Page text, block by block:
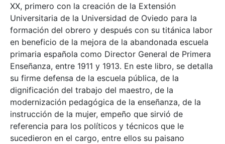
XX, primero con la creación de la Extensión
Universitaria de la Universidad de Oviedo para la
formación del obrero y después con su titánica labor
en beneficio de la mejora de la abandonada escuela
primaria española como Director General de Primera
Enseñanza, entre 1911 y 1913. En este libro, se detalla
su firme defensa de la escuela pública, de la
dignificación del trabajo del maestro, de la
modernización pedagógica de la enseñanza, de la
instrucción de la mujer, empeño que sirvió de
referencia para los políticos y técnicos que le
sucedieron en el cargo, entre ellos su paisano